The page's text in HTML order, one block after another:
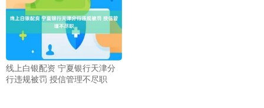
线上白银配资 宁夏银行天津分
行违规被罚 授信管理不尽职